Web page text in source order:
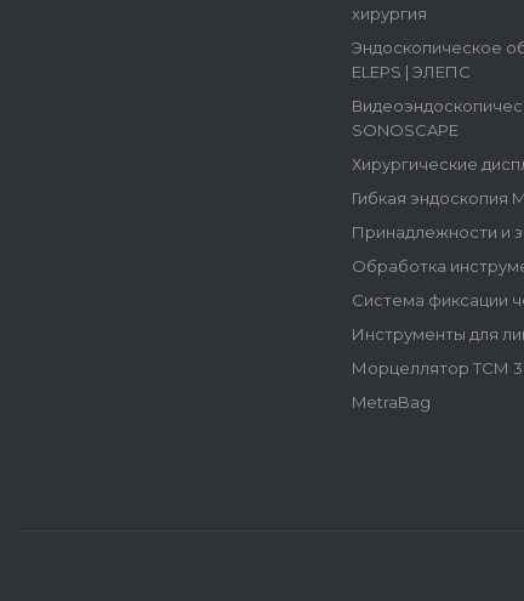
хирургия
Эндоскопическое
ELEPS | ЭЛЕПС
SONOSCAPE
Хирургические
Гибкая эндоскопия
Принадлежности и
Обработка
Система фиксации
Инструменты для
Морцеллятор ТСМ
MetraBag